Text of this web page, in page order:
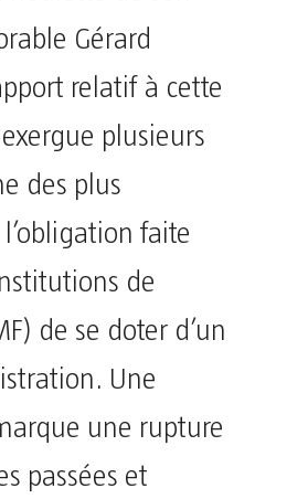
Gérard
relatif à cette
plusieurs
des plus
faite
de
de se doter d’un
Une
une rupture
passées et